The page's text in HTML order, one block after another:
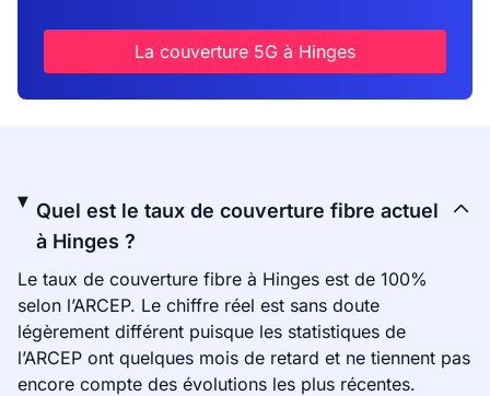
La couverture 5G à Hinges
Quel est le taux de couverture fibre actuel
à Hinges ?
Le taux de couverture fibre à Hinges est de 100%
selon l’ARCEP. Le chiffre réel est sans doute
légèrement différent puisque les statistiques de
l’ARCEP ont quelques mois de retard et ne tiennent pas
encore compte des évolutions les plus récentes.